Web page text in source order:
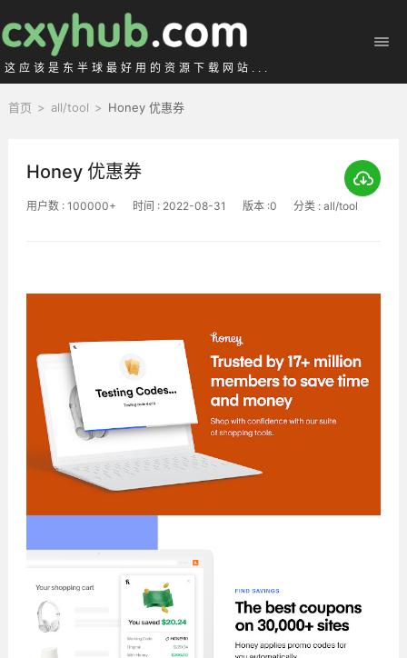
这应该是东半球最好用的资源下载网站...
首页 > all/tool > Honey 优惠券
Honey 优惠券
用户数 : 100000+ 时间 : 2022-08-31 版本 :0 分类 : all/tool